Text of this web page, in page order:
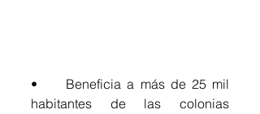
•	Beneficia a más de 25 mil
habitantes de las colonias